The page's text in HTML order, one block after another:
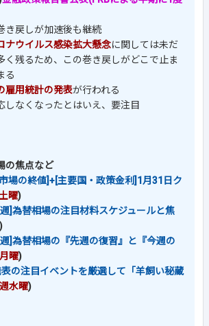
戻しが加速後も継続
ナウイルス感染拡大懸念に関しては未だ
く残るため、この巻き戻しがどこで止ま
る
雇用統計の発表が行われる
しなくなったとはいえ、要注目
の焦点など
場の終値]+[主要国・政策金利]1月31日ク
曜)
]為替相場の注目材料スケジュールと焦
)
]為替相場の『先週の復習』と『今週の
曜)
表の注目イベントを厳選して「羊飼い秘蔵
水曜)